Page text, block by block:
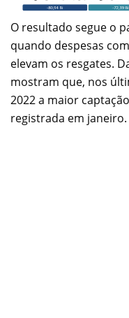
O resultado segue o
quando despesas
elevam os resgates.
mostram que, nos
2022 a maior
registrada em janeiro.